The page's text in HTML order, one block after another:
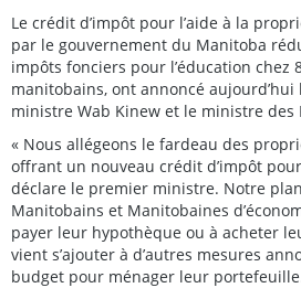
Le crédit d’impôt pour l’aide à la
par le gouvernement du Manitoba
impôts fonciers pour l’éducation chez
manitobains, ont annoncé
ministre Wab Kinew et le ministre des
« Nous allégeons le fardeau des
offrant un nouveau crédit d’impôt
déclare le premier ministre. Notre
Manitobains et Manitobaines
payer leur hypothèque ou à acheter
vient s’ajouter à d’autres mesures
budget pour ménager leur